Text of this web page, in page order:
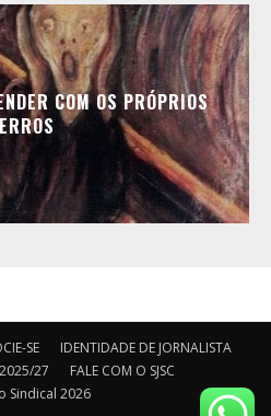
COM OS PRÓPRIOS
SE
IDENTIDADE DE JORNALISTA
27
FALE COM O SJSC
Sindical 2026